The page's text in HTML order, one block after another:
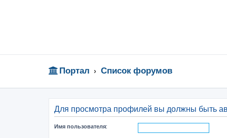
Портал Список форумов
Для просмотра профилей вы должны быть
Имя пользователя: